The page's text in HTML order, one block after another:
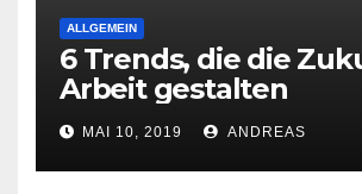
ALLGEMEIN
6 Trends, die die
Arbeit gestalten
MAI 10, 2019 ANDREAS